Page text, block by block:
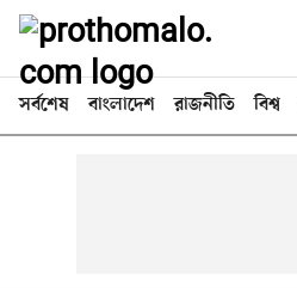
সর্বশেষ বাংলাদেশ রাজনীতি বিশ্ব